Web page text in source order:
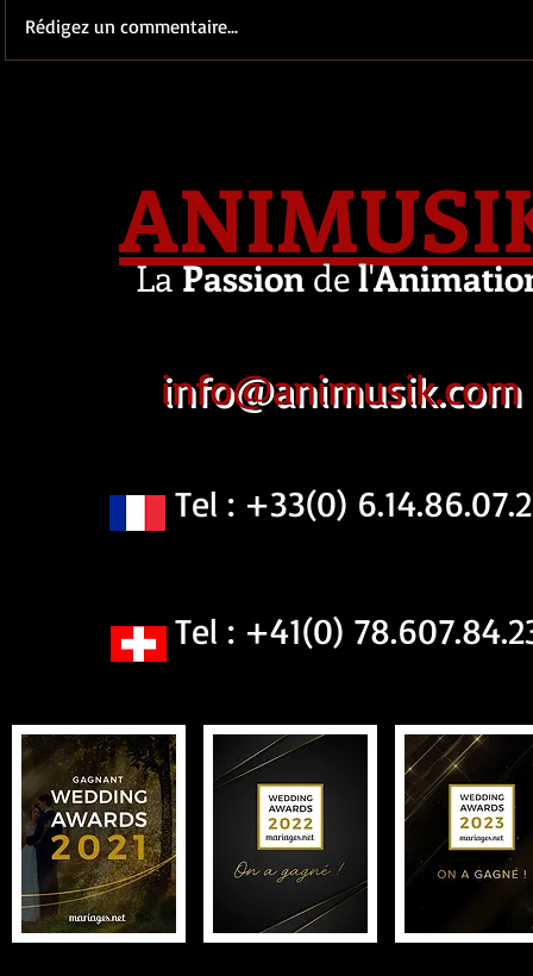
Rédigez un commentaire...
LaPassiondel'
info@animusik.com
Tel : +33(0)
Tel : +41(0)